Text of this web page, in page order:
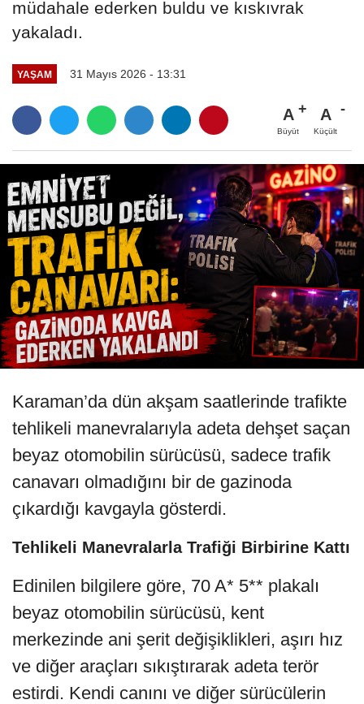
müdahale ederken buldu ve kıskıvrak
yakaladı.
YAŞAM 31 Mayıs 2026 - 13:31
A
Büyüt
A
Küçült
Karaman’da dün akşam saatlerinde trafikte
tehlikeli manevralarıyla adeta dehşet saçan
beyaz otomobilin sürücüsü, sadece trafik
canavarı olmadığını bir de gazinoda
çıkardığı kavgayla gösterdi.
Tehlikeli Manevralarla Trafiği Birbirine Kattı
Edinilen bilgilere göre, 70 A* 5** plakalı
beyaz otomobilin sürücüsü, kent
merkezinde ani şerit değişiklikleri, aşırı hız
ve diğer araçları sıkıştırarak adeta terör
estirdi. Kendi canını ve diğer sürücülerin